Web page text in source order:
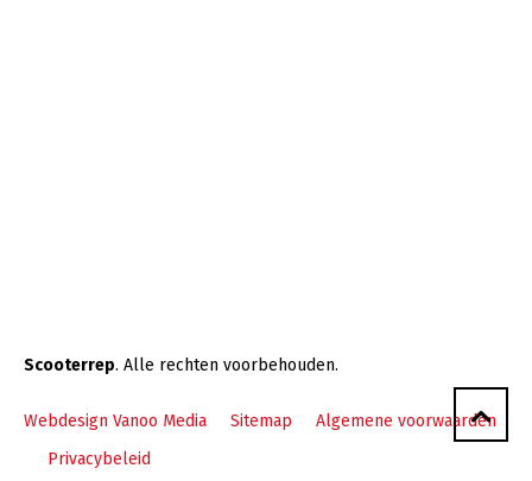
Scooterrep. Alle rechten voorbehouden.
Webdesign Vanoo Media Sitemap
Algemene voorwaarden
Privacybeleid